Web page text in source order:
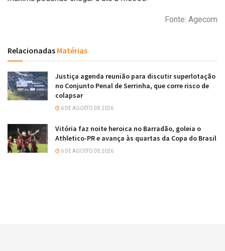
Fonte: Agecom
Relacionadas Matérias
Justiça agenda reunião para discutir superlotação
no Conjunto Penal de Serrinha, que corre risco de
colapsar
6 DE AGOSTO DE 2026
Vitória faz noite heroica no Barradão, goleia o
Athletico-PR e avança às quartas da Copa do Brasil
6 DE AGOSTO DE 2026